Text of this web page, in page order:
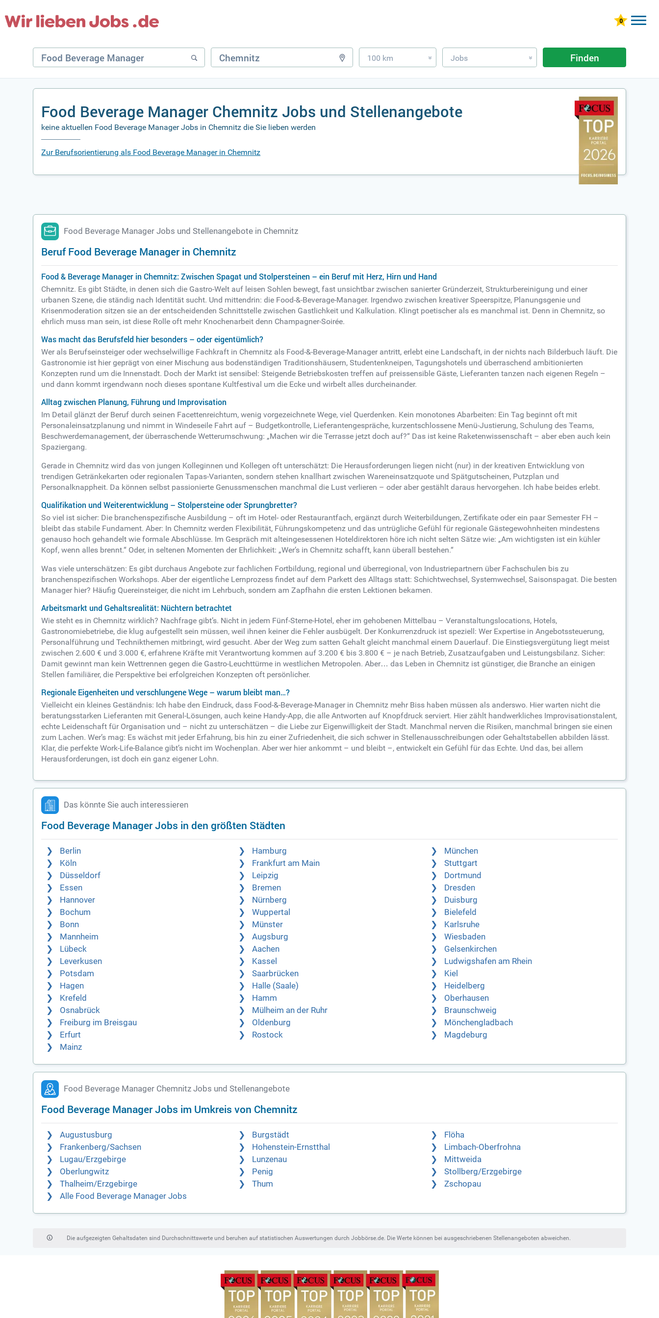
100 km » Jobs » Finden
Food Beverage Manager Chemnitz Jobs und Stellenangebote
keine aktuellen Food Beverage Manager Jobs in Chemnitz die Sie lieben werden
Zur Berufsorientierung als Food Beverage Manager in Chemnitz
Food Beverage Manager Jobs und Stellenangebote in Chemnitz
Beruf Food Beverage Manager in Chemnitz
Food & Beverage Manager in Chemnitz: Zwischen Spagat und Stolpersteinen – ein Beruf mit Herz, Hirn und Hand
Chemnitz. Es gibt Städte, in denen sich die Gastro-Welt auf leisen Sohlen bewegt, fast unsichtbar zwischen sanierter Gründerzeit, Strukturbereinigung und einer
urbanen Szene, die ständig nach Identität sucht. Und mittendrin: die Food-&-Beverage-Manager. Irgendwo zwischen kreativer Speerspitze, Planungsgenie und
Krisenmoderation sitzen sie an der entscheidenden Schnittstelle zwischen Gastlichkeit und Kalkulation. Klingt poetischer als es manchmal ist. Denn in Chemnitz, so
ehrlich muss man sein, ist diese Rolle oft mehr Knochenarbeit denn Champagner-Soirée.
Was macht das Berufsfeld hier besonders – oder eigentümlich?
Wer als Berufseinsteiger oder wechselwillige Fachkraft in Chemnitz als Food-&-Beverage-Manager antritt, erlebt eine Landschaft, in der nichts nach Bilderbuch läuft. Die
Gastronomie ist hier geprägt von einer Mischung aus bodenständigen Traditionshäusern, Studentenkneipen, Tagungshotels und überraschend ambitionierten
Konzepten rund um die Innenstadt. Doch der Markt ist sensibel: Steigende Betriebskosten treffen auf preissensible Gäste, Lieferanten tanzen nach eigenen Regeln –
und dann kommt irgendwann noch dieses spontane Kultfestival um die Ecke und wirbelt alles durcheinander.
Alltag zwischen Planung, Führung und Improvisation
Im Detail glänzt der Beruf durch seinen Facettenreichtum, wenig vorgezeichnete Wege, viel Querdenken. Kein monotones Abarbeiten: Ein Tag beginnt oft mit
Personaleinsatzplanung und nimmt in Windeseile Fahrt auf – Budgetkontrolle, Lieferantengespräche, kurzentschlossene Menü-Justierung, Schulung des Teams,
Beschwerdemanagement, der überraschende Wetterumschwung: „Machen wir die Terrasse jetzt doch auf?“ Das ist keine Raketenwissenschaft – aber eben auch kein
Spaziergang.
Gerade in Chemnitz wird das von jungen Kolleginnen und Kollegen oft unterschätzt: Die Herausforderungen liegen nicht (nur) in der kreativen Entwicklung von
trendigen Getränkekarten oder regionalen Tapas-Varianten, sondern stehen knallhart zwischen Wareneinsatzquote und Spätgutscheinen, Putzplan und
Personalknappheit. Da können selbst passionierte Genussmenschen manchmal die Lust verlieren – oder aber gestählt daraus hervorgehen. Ich habe beides erlebt.
Qualifikation und Weiterentwicklung – Stolpersteine oder Sprungbretter?
So viel ist sicher: Die branchenspezifische Ausbildung – oft im Hotel- oder Restaurantfach, ergänzt durch Weiterbildungen, Zertifikate oder ein paar Semester FH –
bleibt das stabile Fundament. Aber: In Chemnitz werden Flexibilität, Führungskompetenz und das untrügliche Gefühl für regionale Gästegewohnheiten mindestens
genauso hoch gehandelt wie formale Abschlüsse. Im Gespräch mit alteingesessenen Hoteldirektoren höre ich nicht selten Sätze wie: „Am wichtigsten ist ein kühler
Kopf, wenn alles brennt.“ Oder, in seltenen Momenten der Ehrlichkeit: „Wer’s in Chemnitz schafft, kann überall bestehen.“
Was viele unterschätzen: Es gibt durchaus Angebote zur fachlichen Fortbildung, regional und überregional, von Industriepartnern über Fachschulen bis zu
branchenspezifischen Workshops. Aber der eigentliche Lernprozess findet auf dem Parkett des Alltags statt: Schichtwechsel, Systemwechsel, Saisonspagat. Die besten
Manager hier? Häufig Quereinsteiger, die nicht im Lehrbuch, sondern am Zapfhahn die ersten Lektionen bekamen.
Arbeitsmarkt und Gehaltsrealität: Nüchtern betrachtet
Wie steht es in Chemnitz wirklich? Nachfrage gibt’s. Nicht in jedem Fünf-Sterne-Hotel, eher im gehobenen Mittelbau – Veranstaltungslocations, Hotels,
Gastronomiebetriebe, die klug aufgestellt sein müssen, weil ihnen keiner die Fehler ausbügelt. Der Konkurrenzdruck ist speziell: Wer Expertise in Angebotssteuerung,
Personalführung und Technikthemen mitbringt, wird gesucht. Aber der Weg zum satten Gehalt gleicht manchmal einem Dauerlauf. Die Einstiegsvergütung liegt meist
zwischen 2.600 € und 3.000 €, erfahrene Kräfte mit Verantwortung kommen auf 3.200 € bis 3.800 € – je nach Betrieb, Zusatzaufgaben und Leistungsbilanz. Sicher:
Damit gewinnt man kein Wettrennen gegen die Gastro-Leuchttürme in westlichen Metropolen. Aber… das Leben in Chemnitz ist günstiger, die Branche an einigen
Stellen familiärer, die Perspektive bei erfolgreichen Konzepten oft persönlicher.
Regionale Eigenheiten und verschlungene Wege – warum bleibt man…?
Vielleicht ein kleines Geständnis: Ich habe den Eindruck, dass Food-&-Beverage-Manager in Chemnitz mehr Biss haben müssen als anderswo. Hier warten nicht die
beratungsstarken Lieferanten mit General-Lösungen, auch keine Handy-App, die alle Antworten auf Knopfdruck serviert. Hier zählt handwerkliches Improvisationstalent,
echte Leidenschaft für Organisation und – nicht zu unterschätzen – die Liebe zur Eigenwilligkeit der Stadt. Manchmal nerven die Risiken, manchmal bringen sie einen
zum Lachen. Wer’s mag: Es wächst mit jeder Erfahrung, bis hin zu einer Zufriedenheit, die sich schwer in Stellenausschreibungen oder Gehaltstabellen abbilden lässt.
Klar, die perfekte Work-Life-Balance gibt’s nicht im Wochenplan. Aber wer hier ankommt – und bleibt –, entwickelt ein Gefühl für das Echte. Und das, bei allem
Herausforderungen, ist doch ein ganz eigener Lohn.
Das könnte Sie auch interessieren
Food Beverage Manager Jobs in den größten Städten
Berlin Hamburg
München
Köln
Frankfurt am Main
Stuttgart
Düsseldorf
Leipzig
Dortmund
Essen
Bremen
Dresden
Hannover
Nürnberg
Duisburg
Bochum
Wuppertal
Bielefeld
Bonn
Münster
Karlsruhe
Mannheim
Augsburg
Wiesbaden
Lübeck
Aachen
Gelsenkirchen
Leverkusen
Kassel
Ludwigshafen am Rhein
Potsdam
Saarbrücken
Kiel
Hagen
Halle (Saale)
Heidelberg
Krefeld
Hamm
Oberhausen
Osnabrück
Mülheim an der Ruhr
Braunschweig
Freiburg im Breisgau
Oldenburg
Mönchengladbach
Erfurt
Rostock
Magdeburg
Mainz
Food Beverage Manager Chemnitz Jobs und Stellenangebote
Food Beverage Manager Jobs im Umkreis von Chemnitz
Augustusburg Burgstädt
Flöha
Frankenberg/Sachsen
Hohenstein-Ernstthal
Limbach-Oberfrohna
Lugau/Erzgebirge
Lunzenau
Mittweida
Oberlungwitz
Penig
Stollberg/Erzgebirge
Thalheim/Erzgebirge
Thum
Zschopau
Alle Food Beverage Manager Jobs
Die aufgezeigten Gehaltsdaten sind Durchschnittswerte und beruhen auf statistischen Auswertungen durch Jobbörse.de. Die Werte können bei ausgeschriebenen Stellenangeboten abweichen.